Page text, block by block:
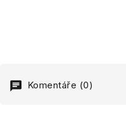
Komentáře (0)